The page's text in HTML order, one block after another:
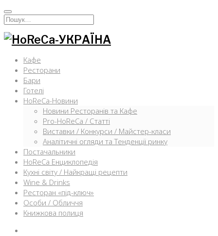
Перейти
кИскать:
Кафе
Ресторани
Бари
Готелі
HoReCa-Новини
Новини Ресторанів та Кафе
Pro-HoReCa / Статті
Виставки / Конкурси / Майстер-класи
Аналітичні огляди та Тенденції ринку
Постачальники
HoReCa Енциклопедія
Кухні світу / Найкращі рецепти
Wine & Drinks
Ресторан «під-ключ»
Особи / Обличчя
Книжкова полиця